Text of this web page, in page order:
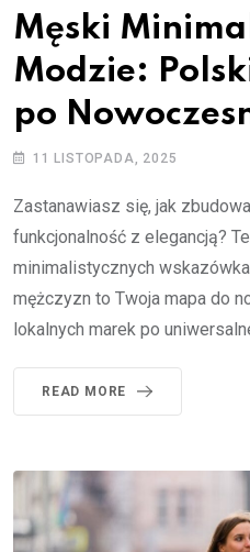
Męski
Modzie:
po
11 LISTOPADA, 2025
Zastanawiasz się, jak
funkcjonalność z elegancją?
minimalistycznych
mężczyzn to Twoja mapa do
lokalnych marek po
READ MORE